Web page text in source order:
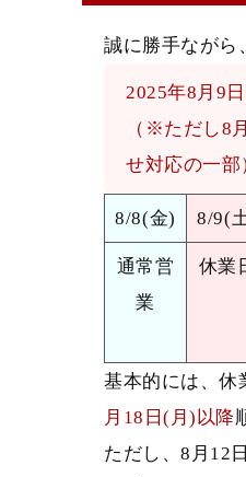
誠に勝手ながら
2025年8月9
（※ただし8
せ対応の一部
8/8(金) 8/9(
通常営
業
休業
基本的には、休
月18日(月)以降
ただし、8月12